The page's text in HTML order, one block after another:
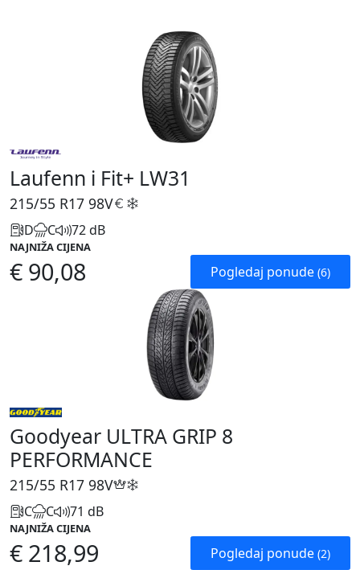
Laufenn i Fit+ LW31
215/55 R17 98V
D C 72 dB
NAJNIŽA CIJENA
€ 90,08 Pogledaj ponude (6)
Goodyear ULTRA GRIP 8
PERFORMANCE
215/55 R17 98V
C C 71 dB
NAJNIŽA CIJENA
€ 218,99 Pogledaj ponude (2)